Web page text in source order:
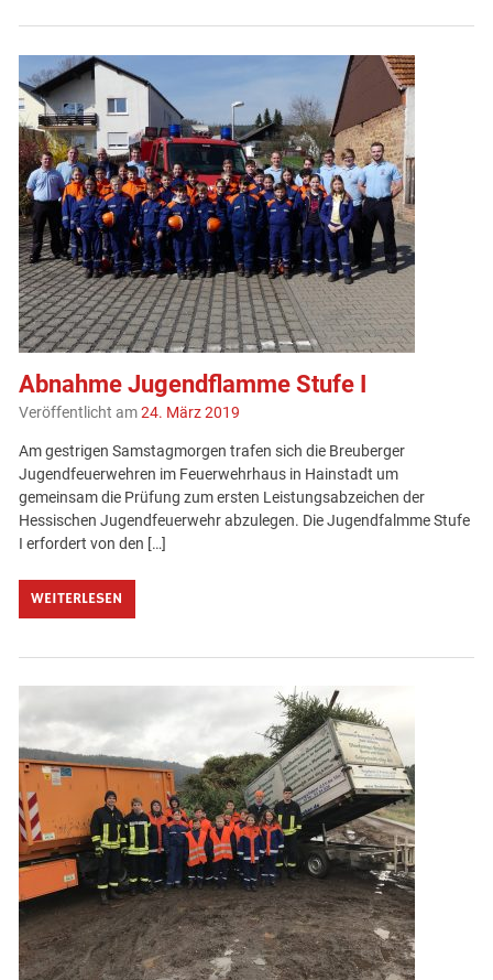
Abnahme Jugendflamme Stufe I
Veröffentlicht am24. März 2019
Am gestrigen Samstagmorgen trafen sich die Breuberger
Jugendfeuerwehren im Feuerwehrhaus in Hainstadt um
gemeinsam die Prüfung zum ersten Leistungsabzeichen der
Hessischen Jugendfeuerwehr abzulegen. Die Jugendfalmme Stufe
I erfordert von den […]
WEITERLESEN